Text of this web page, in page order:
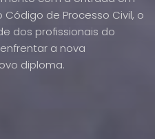
Código de Processo Civil, o
dos profissionais do
a nova
diploma.